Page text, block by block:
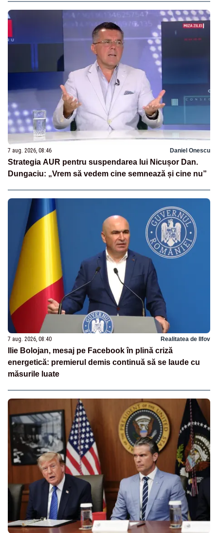
7 aug. 2026, 08:46 Daniel Onescu
Strategia AUR pentru suspendarea lui Nicușor Dan.
Dungaciu: „Vrem să vedem cine semnează și cine nu”
7 aug. 2026, 08:40 Realitatea de Ilfov
Ilie Bolojan, mesaj pe Facebook în plină criză
energetică: premierul demis continuă să se laude cu
măsurile luate